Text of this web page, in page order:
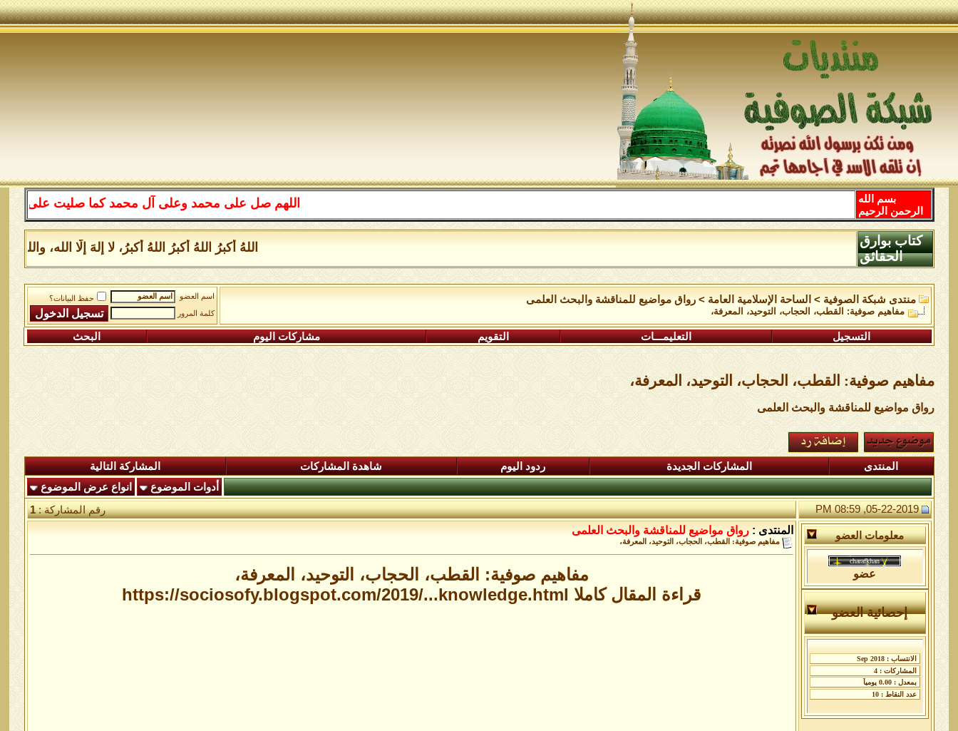
اللهم صل على محمد وعلى آل محمد كما صليت على إبراهيم
بسم الله
الرحمن الرحيم
اللهُ أكبرُ اللهُ أكبرُ اللهُ أكبرُ، لا إلهَ إلَّا الله،
كتاب بوارق
الحقائق
منتدى شبكة الصوفية > الساحة اﻹسلامية العامة >رواق مواضيع للمناقشة والبحث العلمى
مفاهيم صوفية: القطب، الحجاب، التوحيد، المعرفة،
اسم العضو
حفظ البيانات؟
كلمة المرور
التسجيل التعليمـــات التقويم مشاركات اليوم البحث
مفاهيم صوفية: القطب، الحجاب، التوحيد، المعرفة،
رواق مواضيع للمناقشة والبحث العلمى
المنتدى المشاركات الجديدة ردود اليوم شاهدة المشاركات
المشاركة التالية
أدوات الموضوع
انواع عرض الموضوع
05-22-2019, 08:59 PM
رقم المشاركة :1
معلومات العضو
عضو
إحصائية العضو
المنتدى : رواق مواضيع للمناقشة والبحث العلمى
مفاهيم صوفية: القطب، الحجاب، التوحيد، المعرفة،
مفاهيم صوفية: القطب، الحجاب، التوحيد، المعرفة،
قراءة المقال كاملا https://sociosofy.blogspot.com/2019/...knowledge.html